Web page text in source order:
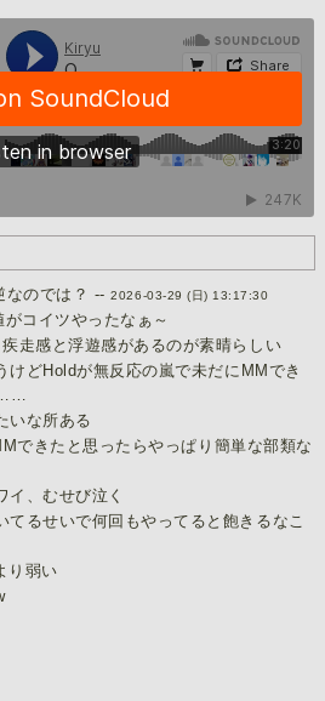
なのでは？ --2026-03-29 (日) 13:17:30
コイツやったなぁ～
走感と浮遊感があるのが素晴らしい
けどHoldが無反応の嵐で未だにMMでき
……
いな所ある
できたと思ったらやっぱり簡単な部類な
イ、むせび泣く
てるせいで何回もやってると飽きるなこ
り弱い